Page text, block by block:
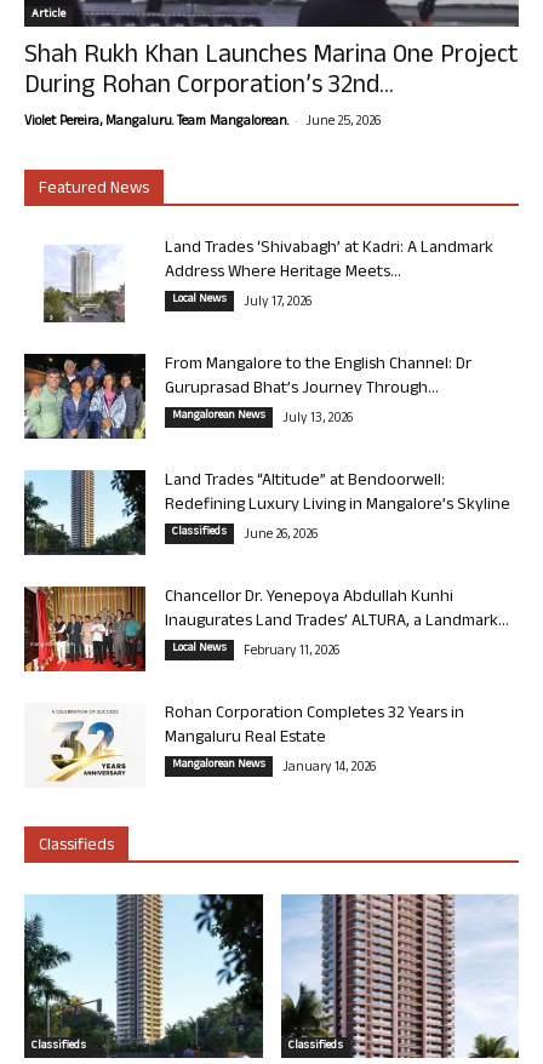
Article
Shah Rukh Khan Launches Marina One Project
During Rohan Corporation’s 32nd...
Violet Pereira, Mangaluru. Team Mangalorean. - June 25, 2026
Featured News
Land Trades ‘Shivabagh’ at Kadri: A Landmark
Address Where Heritage Meets...
Local News July 17, 2026
From Mangalore to the English Channel: Dr
Guruprasad Bhat’s Journey Through...
Mangalorean News July 13, 2026
Land Trades “Altitude” at Bendoorwell:
Redefining Luxury Living in Mangalore’s Skyline
Classifieds June 26, 2026
Chancellor Dr. Yenepoya Abdullah Kunhi
Inaugurates Land Trades’ ALTURA, a Landmark...
Local News February 11, 2026
Rohan Corporation Completes 32 Years in
Mangaluru Real Estate
Mangalorean News January 14, 2026
Classifieds
Classifieds Classifieds